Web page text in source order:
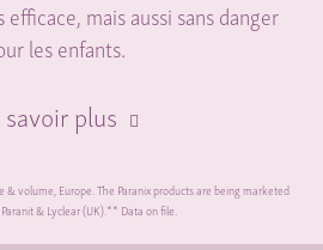
mais aussi sans danger
les enfants.
savoir plus
volume, Europe. The Paranix products are being marketed
& Lyclear (UK).** Data on file.